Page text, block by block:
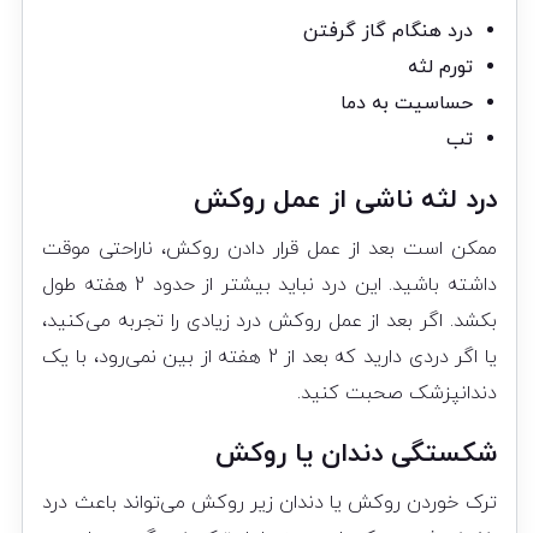
درد هنگام گاز گرفتن
تورم لثه
حساسیت به دما
تب
درد لثه ناشی از عمل روکش
ممکن است بعد از عمل قرار دادن روکش، ناراحتی موقت
داشته باشید. این درد نباید بیشتر از حدود 2 هفته طول
بکشد. اگر بعد از عمل روکش درد زیادی را تجربه می‌کنید،
یا اگر دردی دارید که بعد از 2 هفته از بین نمی‌رود، با یک
دندانپزشک صحبت کنید.
شکستگی دندان یا روکش
ترک خوردن روکش یا دندان زیر روکش می‌تواند باعث درد